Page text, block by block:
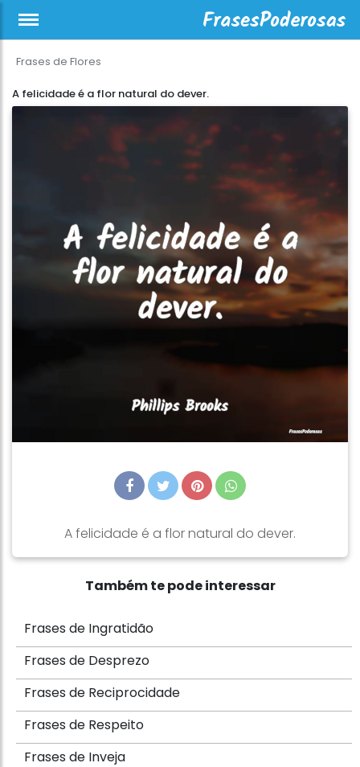
Frases de Flores
A felicidade é a flor natural do dever.
A felicidade é a flor natural do dever.
Também te pode interessar
Frases de Ingratidão
Frases de Desprezo
Frases de Reciprocidade
Frases de Respeito
Frases de Inveja